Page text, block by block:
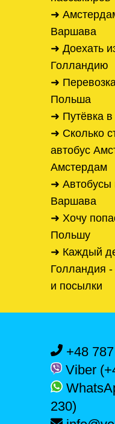
➜
Варшава
➜ Доехать
Голландию
➜
Польша
➜ Путёвка
➜ Сколько
автобус
Амстердам
➜ Автобусы
Варшава
➜ Хочу
Польшу
➜ Каждый
Голландия
и посылки
+48
Viber
230)